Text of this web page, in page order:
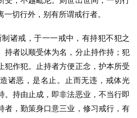
切行外，别有所谓戒行者。
诸戒，于一一戒中，有持犯不犯之
持者以顺受体为名，分止持作持；犯
犯作犯。止持者方便正念，护本所受
诸恶，是名止。止而无违，戒体光
。持由止成，即非法恶业，不当行即
者，勤策身口意三业，修习戒行，有